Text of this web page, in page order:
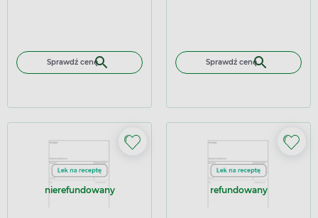
Sprawdź cenę Sprawdź cenę
nierefundowany refundowany